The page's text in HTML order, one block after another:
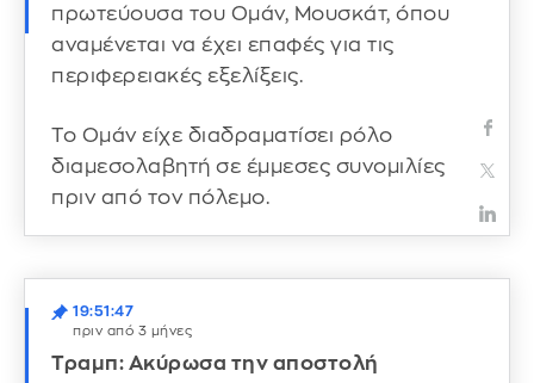
πρωτεύουσα του Ομάν, Μουσκάτ, όπου
αναμένεται να έχει επαφές για τις
περιφερειακές εξελίξεις.
Το Ομάν είχε διαδραματίσει ρόλο
διαμεσολαβητή σε έμμεσες συνομιλίες
πριν από τον πόλεμο.
19:51:47
πριν από 3 μήνες
Τραμπ: Ακύρωσα την αποστολή